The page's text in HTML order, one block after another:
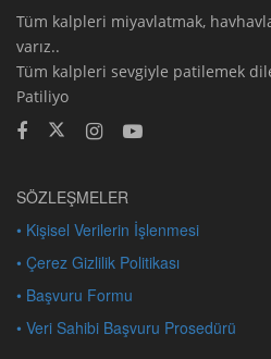
Tüm kalpleri miyavlatmak,
varız..
Tüm kalpleri sevgiyle patilemek
Patiliyo
SÖZLEŞMELER
• Kişisel Verilerin İşlenmesi
• Çerez Gizlilik Politikası
• Başvuru Formu
• Veri Sahibi Başvuru Prosedürü